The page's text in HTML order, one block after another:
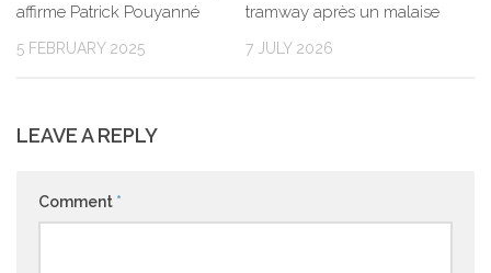
affirme Patrick Pouyanné
5 FEBRUARY 2025
tramway après un malaise
7 JULY 2026
LEAVE A REPLY
Comment *